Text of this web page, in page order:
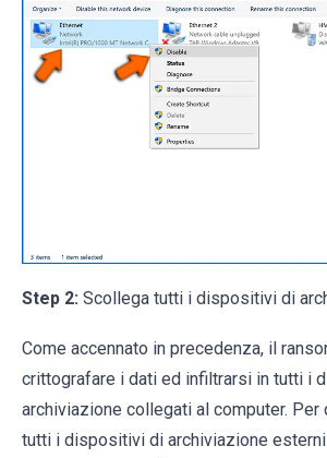
Step 2: Scollega tutti i dispositivi di
Come accennato in precedenza, il
crittografare i dati ed infiltrarsi in tutti i
archiviazione collegati al computer. Per
tutti i dispositivi di archiviazione